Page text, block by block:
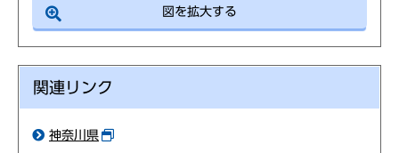
図を拡大する
関連リンク
神奈川県